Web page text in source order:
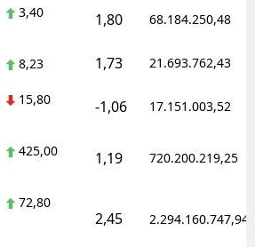
Bayburt
Karaman
Kırıkkale
3,40 1,80 68.184.250,48
8,23 1,73 21.693.762,43
15,80 -1,06 17.151.003,52
425,00 1,19 720.200.219,25
72,80
2,45 2.294.160.747,94